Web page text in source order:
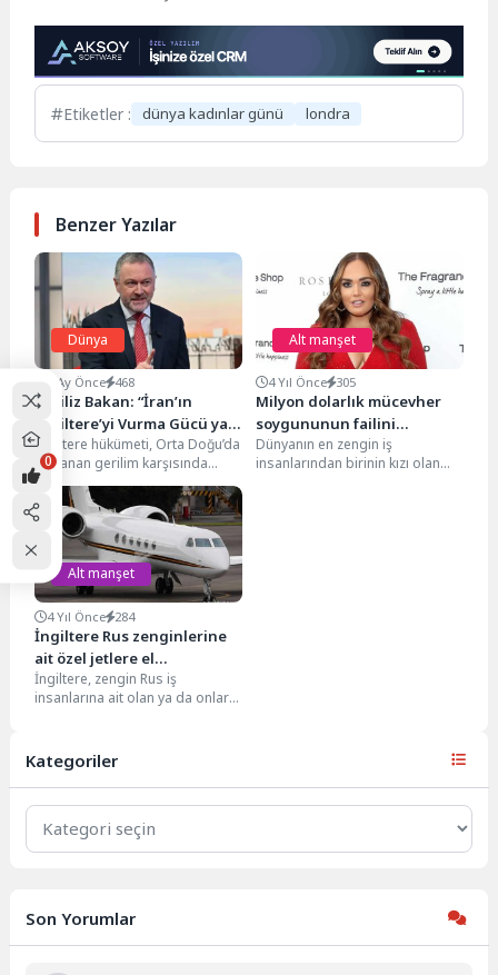
Etiketler : dünya kadınlar günü londra
Benzer Yazılar
Dünya
5 Ay Önce 468
İngiliz Bakan: “İran’ın
İngiltere’yi Vurma Gücü ya
da Niyeti Yok”
İngiltere hükümeti, Orta Doğu’da
tırmanan gerilim karşısında
temkinli duruşunu koruyor.
Topluluklar Bakanı Steve Reed,
İran’ın...
Alt manşet
4 Yıl Önce 305
Milyon dolarlık mücevher
soygununun failini
gönderdiği çıplak
fotoğraflar yakalattı
Dünyanın en zengin iş
insanlarından birinin kızı olan
Alt manşet
4 Yıl Önce 284
İngiltere Rus zenginlerine
ait özel jetlere el
koyabilecek
İngiltere, zengin Rus iş
insanlarına ait olan ya da onlar
Kategoriler
Kategoriler
Son Yorumlar
0